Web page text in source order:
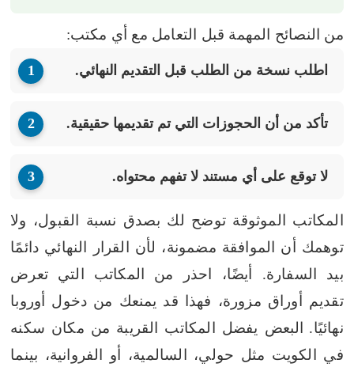
من النصائح المهمة قبل التعامل مع أي مكتب:
اطلب نسخة من الطلب قبل التقديم النهائي.
تأكد من أن الحجوزات التي تم تقديمها حقيقية.
لا توقع على أي مستند لا تفهم محتواه.
المكاتب الموثوقة توضح لك بصدق نسبة القبول، ولا
توهمك أن الموافقة مضمونة، لأن القرار النهائي دائمًا
بيد السفارة. أيضًا، احذر من المكاتب التي تعرض
تقديم أوراق مزورة، فهذا قد يمنعك من دخول أوروبا
نهائيًا.
البعض يفضل المكاتب القريبة من مكان سكنه
في الكويت مثل حولي، السالمية، أو الفروانية، بينما